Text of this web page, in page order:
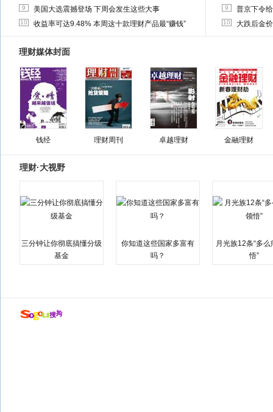
9 美国大选震撼登场 下周会发生这些大事
10 收益率可达9.48% 本周这十款理财产品最“赚钱”
9 普京下令
10 大跌后金
理财媒体封面
钱经 理财周刊 卓越理财 金融理财
理财·大视野
三分钟让你彻底搞懂分级
基金
你知道这些国家多富有
吗？
月光族12条“多么
悟”